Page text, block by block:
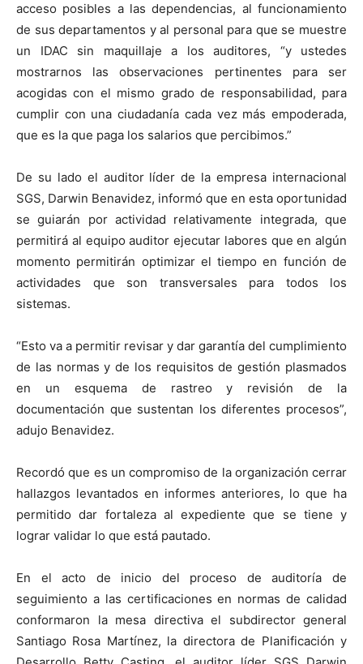
acceso posibles a las dependencias, al funcionamiento
de sus departamentos y al personal para que se muestre
un IDAC sin maquillaje a los auditores, “y ustedes
mostrarnos las observaciones pertinentes para ser
acogidas con el mismo grado de responsabilidad, para
cumplir con una ciudadanía cada vez más empoderada,
que es la que paga los salarios que percibimos.”
De su lado el auditor líder de la empresa internacional
SGS, Darwin Benavidez, informó que en esta oportunidad
se guiarán por actividad relativamente integrada, que
permitirá al equipo auditor ejecutar labores que en algún
momento permitirán optimizar el tiempo en función de
actividades que son transversales para todos los
sistemas.
“Esto va a permitir revisar y dar garantía del cumplimiento
de las normas y de los requisitos de gestión plasmados
en un esquema de rastreo y revisión de la
documentación que sustentan los diferentes procesos”,
adujo Benavidez.
Recordó que es un compromiso de la organización cerrar
hallazgos levantados en informes anteriores, lo que ha
permitido dar fortaleza al expediente que se tiene y
lograr validar lo que está pautado.
En el acto de inicio del proceso de auditoría de
seguimiento a las certificaciones en normas de calidad
conformaron la mesa directiva el subdirector general
Santiago Rosa Martínez, la directora de Planificación y